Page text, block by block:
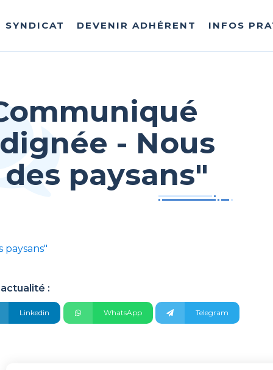
SYNDICAT DEVENIR ADHÉRENT INFOS
- Nous
paysans"
paysans"
:
Linkedin WhatsApp Telegram